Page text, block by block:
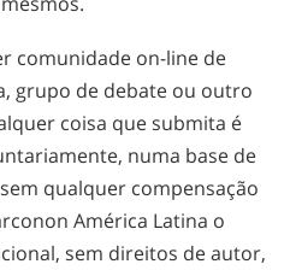
comunidade on-line de
grupo de debate ou outro
coisa que submita é
numa base de
qualquer compensação
América Latina o
sem direitos de autor,